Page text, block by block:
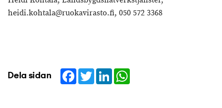
heidi.kohtala@ruokavirasto.fi, 050 572 3368
Dela sidan Facebook
TwitterLinkedIn